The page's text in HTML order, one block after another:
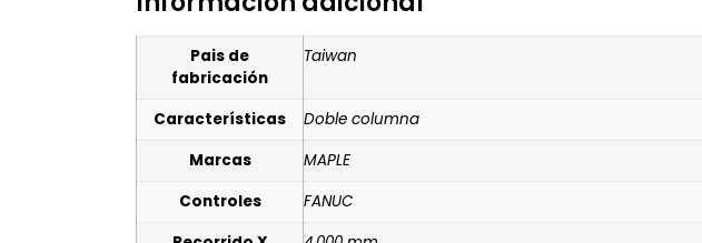
Pais de
fabricación
Taiwan
Características
Doble columna
Marcas
MAPLE
Controles
FANUC